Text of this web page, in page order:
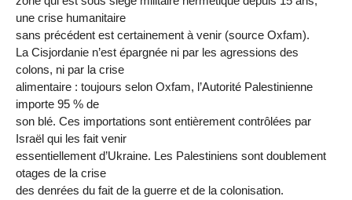
une crise humanitaire
sans précédent est certainement à venir (source Oxfam).
La Cisjordanie n’est épargnée ni par les agressions des
colons, ni par la crise
alimentaire : toujours selon Oxfam, l’Autorité Palestinienne
importe 95 % de
son blé. Ces importations sont entièrement contrôlées par
Israël qui les fait venir
essentiellement d’Ukraine. Les Palestiniens sont doublement
otages de la crise
des denrées du fait de la guerre et de la colonisation.